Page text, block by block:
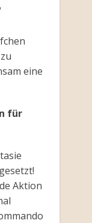
eine
für
Aktion